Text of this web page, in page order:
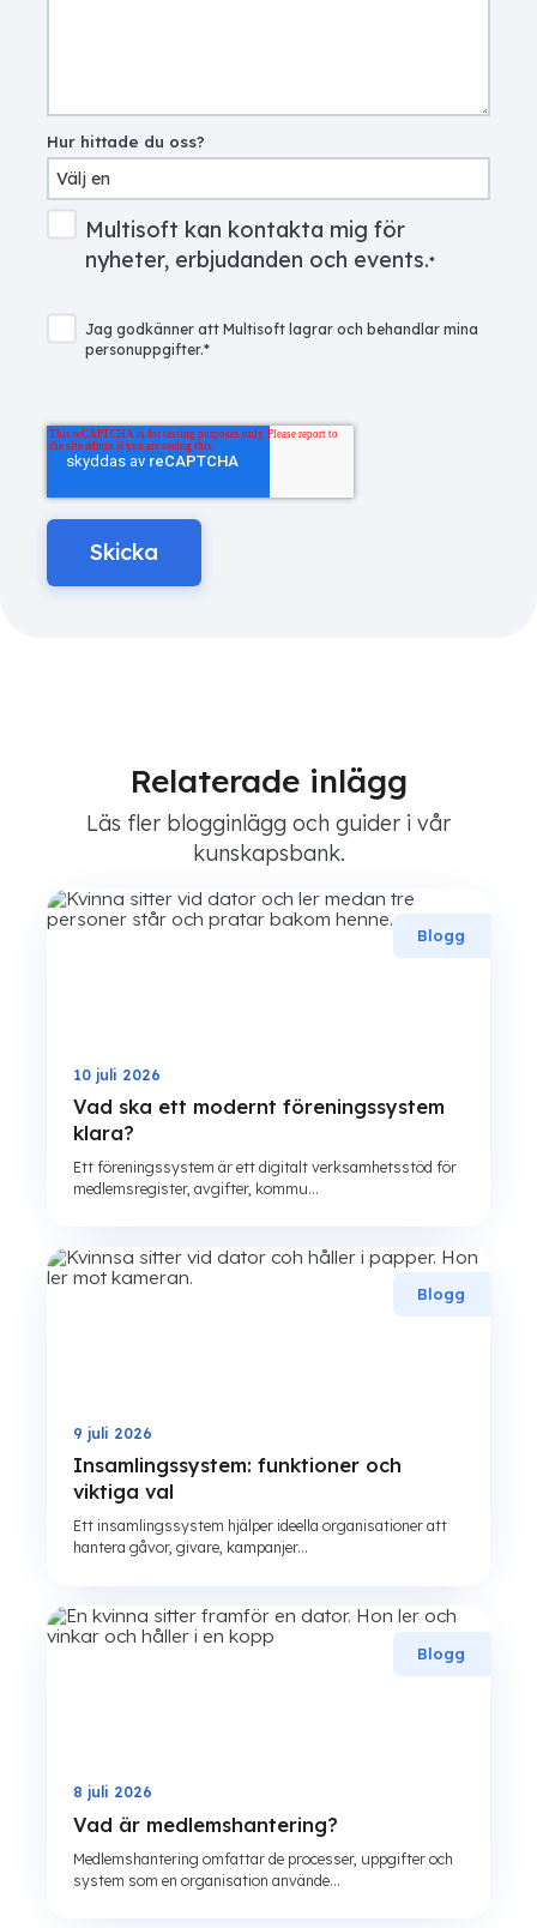
Hur hittade du oss?
Multisoft kan kontakta mig för
nyheter, erbjudanden och events.*
Jag godkänner att Multisoft lagrar och behandlar mina
personuppgifter.*
Relaterade inlägg
Läs fler blogginlägg och guider i vår
kunskapsbank.
Blogg
10 juli 2026
Vad ska ett modernt föreningssystem
klara?
Ett föreningssystem är ett digitalt verksamhetsstöd för
medlemsregister, avgifter, kommu...
Blogg
9 juli 2026
Insamlingssystem: funktioner och
viktiga val
Ett insamlingssystem hjälper ideella organisationer att
hantera gåvor, givare, kampanjer...
Blogg
8 juli 2026
Vad är medlemshantering?
Medlemshantering omfattar de processer, uppgifter och
system som en organisation använde...